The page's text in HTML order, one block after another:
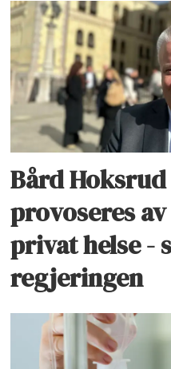
Bård
provoseres
privat helse -
regjeringen